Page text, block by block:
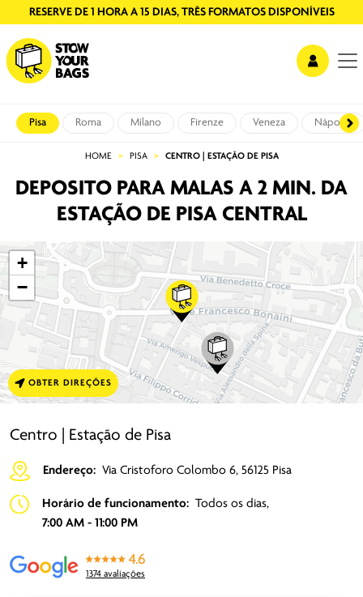
RESERVE DE 1 HORA A 15 DIAS, TRÊS FORMATOS DISPONÍVEIS
Pisa Roma Milano Firenze Veneza Nàpoles
HOME PISA CENTRO | ESTAÇÃO DE PISA
DEPOSITO PARA MALAS A 2 MIN. DA
ESTAÇÃO DE PISA CENTRAL
+
−
OBTER DIREÇÕES
Centro | Estação de Pisa
Endereço: Via Cristoforo Colombo 6, 56125 Pisa
Horário de funcionamento: Todos os dias,
7:00 AM - 11:00 PM
4.6
1374 avaliações